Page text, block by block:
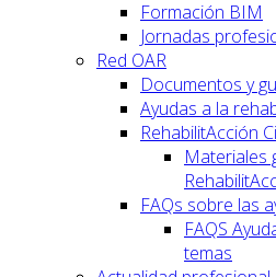
Formación BIM
Jornadas
Red OAR
Documentos y
Ayudas a la
RehabilitAcción
Materiales
FAQs sobre las
FAQS
temas